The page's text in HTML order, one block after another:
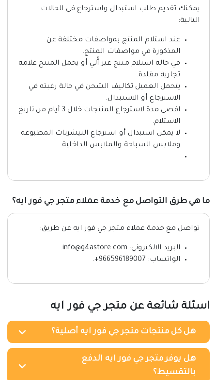
يمكنك تقديم طلب استبدال واسترجاع في الحالات
التالية:
عند استلام المنتج بمواصفات مختلفة عن
المذكورة في مواصفات المنتج.
في حاله استلام منتج غير أًلي أو يحمل المنتج علامة
تجارية مقلدة.
يتحمل العميل تكاليف الشحن في حالة رغبته في
الاسترجاع أو الاستبدال.
اقصى مدة لاسترجاع المنتجات خلال 3 أيام من تاريخ
الاستلام.
لا يمكن استبدال أو استرجاع التيشرتات المطبوعة
وملابس السباحة والملابس الداخلية.
ما هي طرق التواصل مع خدمة عملاء متجر جي فور ايه؟
تواصل مع خدمة عملاء متجر جي فور ايه عن طريق:
البريد الالكتروني: info@g4astore.com.
الواتساب: 966596189007+.
اسئلة شائعة عن متجر جي فور ايه
هل كل منتجات متجر جي فور ايه أصلية؟
هل يوفر متجر جي فور ايه الدفع
بالتقسيط؟